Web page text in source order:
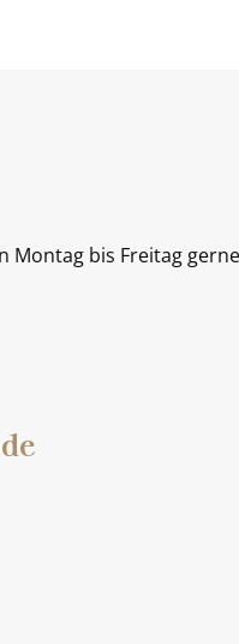
Montag bis Freitag